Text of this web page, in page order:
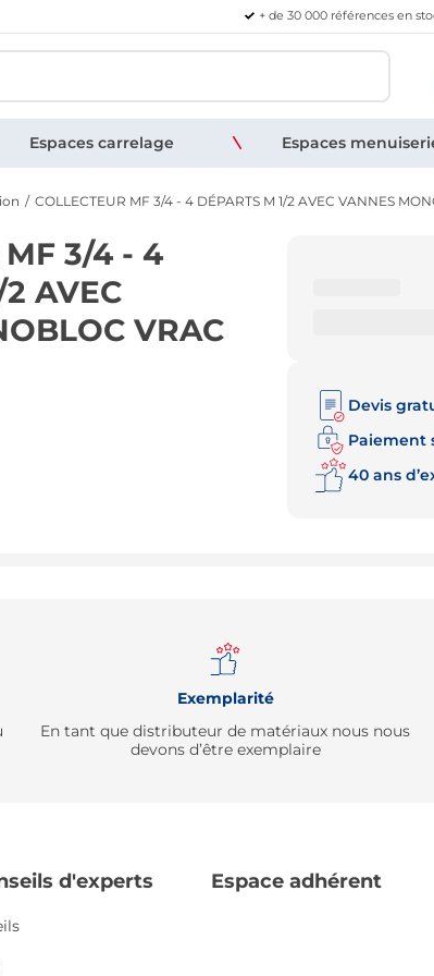
+ de 30 000 références en
Espaces carrelage Espaces
COLLECTEUR MF 3/4 - 4 DÉPARTS M 1/2 AVEC VANNES
MF 3/4 - 4
AVEC
VRAC
Devis
Paiement
40 ans
Exemplarité
En tant que distributeur de matériaux nous nous
devons d’être exemplaire
d'experts Espace adhérent